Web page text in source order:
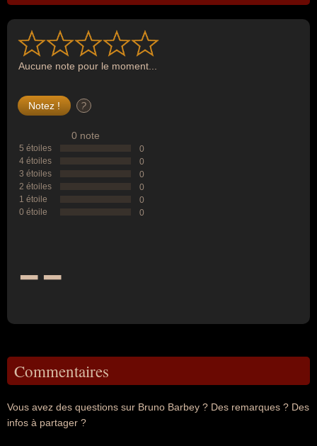
Aucune note pour le moment...
?
0 note
5 étoiles
0
4 étoiles
0
3 étoiles
0
2 étoiles
0
1 étoile
0
0 étoile
0
--
Commentaires
Vous avez des questions sur Bruno Barbey ? Des remarques ? Des
infos à partager ?